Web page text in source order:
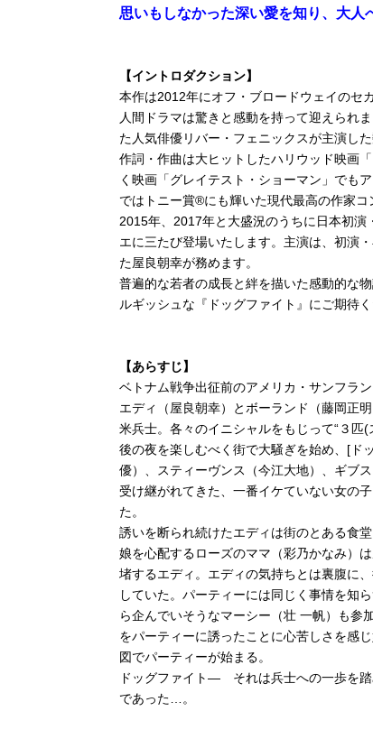
思いもしなかった深い愛を知り、大人
【イントロダクション】
本作は2012年にオフ・ブロードウェイのセ
人間ドラマは驚きと感動を持って迎えられ
た人気俳優リバー・フェニックスが主演し
作詞・作曲は大ヒットしたハリウッド映画
く映画「グレイテスト・ショーマン」でも
ではトニー賞®にも輝いた現代最高の作家コ
2015年、2017年と大盛況のうちに日本初
エに三たび登場いたします。主演は、初演
た屋良朝幸が務めます。
普遍的な若者の成長と絆を描いた感動的な
ルギッシュな『ドッグファイト』にご期待く
【あらすじ】
ベトナム戦争出征前のアメリカ・サンフラン
エディ（屋良朝幸）とボーランド（藤岡正
米兵士。各々のイニシャルをもじって“３
後の夜を楽しむべく街で大騒ぎを始め、[ド
優）、スティーヴンス（今江大地）、ギブ
受け継がれてきた、一番イケていない女の
た。
誘いを断られ続けたエディは街のとある食
娘を心配するローズのママ（彩乃かなみ）
堵するエディ。エディの気持ちとは裏腹に
していた。パーティーには同じく事情を知
ら企んでいそうなマーシー（壮 一帆）も参
をパーティーに誘ったことに心苦しさを感
図でパーティーが始まる。
ドッグファイト― それは兵士への一歩を
であった…。